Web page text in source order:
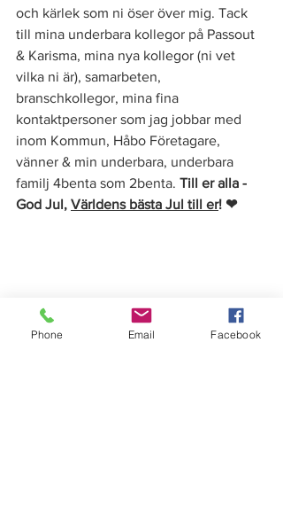
och kärlek som ni öser över mig. Tack
till mina underbara kollegor på Passout
& Karisma, mina nya kollegor (ni vet
vilka ni är), samarbeten,
branschkollegor, mina fina
kontaktpersoner som jag jobbar med
inom Kommun, Håbo Företagare,
vänner & min underbara, underbara
familj 4benta som 2benta. Till er alla -
God Jul, Världens bästa Jul till er! ❤
Phone Email Facebook